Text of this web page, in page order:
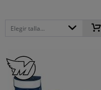
Elegir talla...